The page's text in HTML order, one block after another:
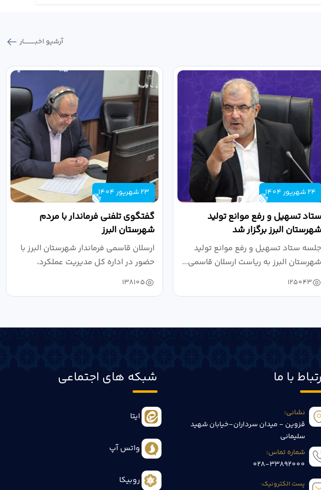
آرشیو اخبـــــــــــار
24 شهریور 1404
ستاد تسهیل و رفع موانع تولید
شهرستان البرز برگزار شد
جلسه ستاد تسهیل و رفع موانع تولید
شهرستان البرز به ریاست ارسلان قاسمی...
125043
23 شهریور 1404
گفتگوی تلفنی فرماندار با مردم
شهرستان البرز
ارسلان قاسمی فرماندار شهرستان البرز با
حضور در اداره کل مدیریت عملکرد،
بازرسی...
138105
با ما
نشانی:
قزوین - میدان سرداران-خیابان شهید
سلیمانی
شماره تماس:
028-33892000
پست الکترونیک:
شبکه های اجتماعی
ایتا
واتس آپ
روبیکا